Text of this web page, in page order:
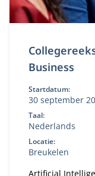
Business
Startdatum:
30 september
Taal:
Nederlands
Locatie:
Breukelen
Artificial